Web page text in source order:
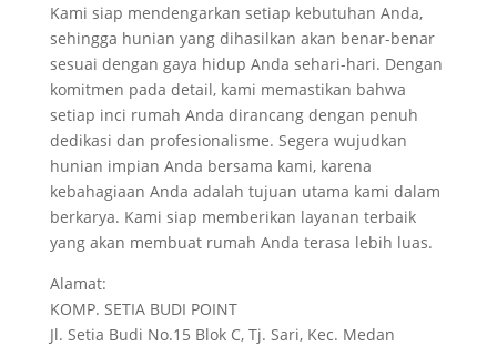
Kami siap mendengarkan setiap kebutuhan Anda,
sehingga hunian yang dihasilkan akan benar-benar
sesuai dengan gaya hidup Anda sehari-hari. Dengan
komitmen pada detail, kami memastikan bahwa
setiap inci rumah Anda dirancang dengan penuh
dedikasi dan profesionalisme. Segera wujudkan
hunian impian Anda bersama kami, karena
kebahagiaan Anda adalah tujuan utama kami dalam
berkarya. Kami siap memberikan layanan terbaik
yang akan membuat rumah Anda terasa lebih luas.
Alamat:
KOMP. SETIA BUDI POINT
Jl. Setia Budi No.15 Blok C, Tj. Sari, Kec. Medan